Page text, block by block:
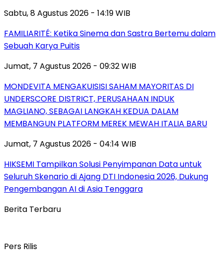
Sabtu, 8 Agustus 2026 - 14:19 WIB
FAMILIARITÉ: Ketika Sinema dan Sastra Bertemu dalam
Sebuah Karya Puitis
Jumat, 7 Agustus 2026 - 09:32 WIB
MONDEVITA MENGAKUISISI SAHAM MAYORITAS DI
UNDERSCORE DISTRICT, PERUSAHAAN INDUK
MAGLIANO, SEBAGAI LANGKAH KEDUA DALAM
MEMBANGUN PLATFORM MEREK MEWAH ITALIA BARU
Jumat, 7 Agustus 2026 - 04:14 WIB
HIKSEMI Tampilkan Solusi Penyimpanan Data untuk
Seluruh Skenario di Ajang DTI Indonesia 2026, Dukung
Pengembangan AI di Asia Tenggara
Berita Terbaru
Pers Rilis